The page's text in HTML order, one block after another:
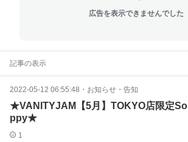
広告を表示できませんでした
記事の表示
2022-05-12 06:55:48 ・ お知らせ・告知
★VANITYJAM【5月】TOKYO店限定So
ppy★
1